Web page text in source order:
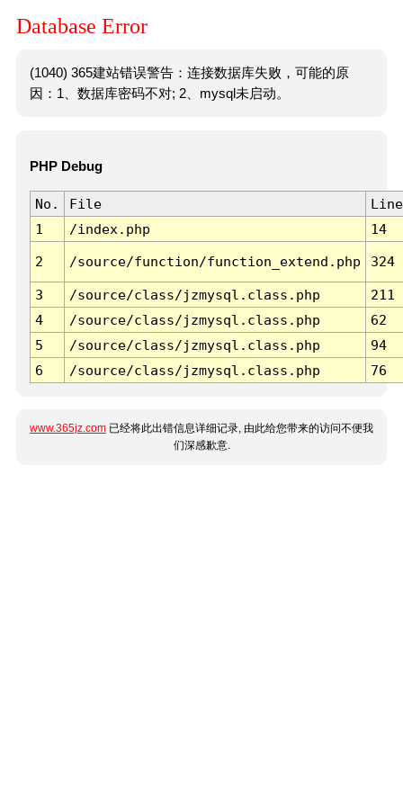
Database Error
(1040) 365建站错误警告：连接数据库失败，可能的原
因：1、数据库密码不对; 2、mysql未启动。
PHP Debug
No. File
Line
1
/index.php 14
2 /source/function/function_extend.php 324
3 /source/class/jzmysql.class.php
211
4
/source/class/jzmysql.class.php
62
5
/source/class/jzmysql.class.php
94
6
/source/class/jzmysql.class.php 76
www.365jz.com 已经将此出错信息详细记录, 由此给您带来的访问不便我
们深感歉意.